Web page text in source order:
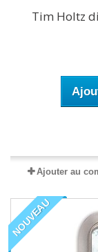
Tim Holtz
Ajouter au
NOUVEAU